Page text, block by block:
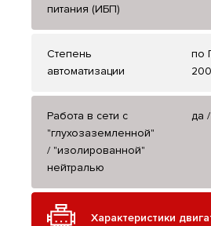
питания (ИБП)
Степень
автоматизации
по
Работа в сети с
"глухозаземленной"
/ "изолированной"
нейтралью
да
Характеристики